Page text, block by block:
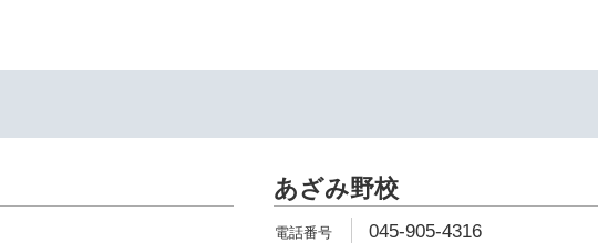
あざみ野校
045-905-4316